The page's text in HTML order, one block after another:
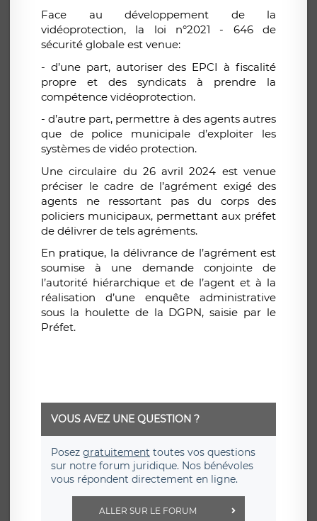
Face au développement de la
vidéoprotection, la loi n°2021 - 646 de
sécurité globale est venue:
- d’une part, autoriser des EPCI à fiscalité
propre et des syndicats à prendre la
compétence vidéoprotection.
-d’autre part, permettre à des agents autres
que de police municipale d’exploiter les
systèmes de vidéo protection.
Une circulaire du 26 avril 2024 est venue
préciser le cadre de l’agrément exigé des
agents ne ressortant pas du corps des
policiers municipaux, permettant aux préfet
de délivrer de tels agréments.
En pratique, la délivrance de l’agrément est
soumise à une demande conjointe de
l’autorité hiérarchique et de l’agent et à la
réalisation d’une enquête administrative
sous la houlette de la DGPN, saisie par le
Préfet.
VOUS AVEZ UNE QUESTION ?
Posez gratuitement toutes vos questions
sur notre forum juridique. Nos bénévoles
vous répondent directement en ligne.
ALLER SUR LE FORUM